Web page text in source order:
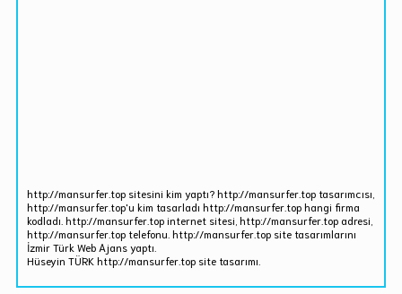
http://mansurfer.top sitesini kim yaptı? http://mansurfer.top tasarımcısı,
http://mansurfer.top'u kim tasarladı http://mansurfer.top hangi firma
kodladı. http://mansurfer.top internet sitesi, http://mansurfer.top adresi,
http://mansurfer.top telefonu. http://mansurfer.top site tasarımlarını
İzmir Türk Web Ajans yaptı.
Hüseyin TÜRK http://mansurfer.top site tasarımı.